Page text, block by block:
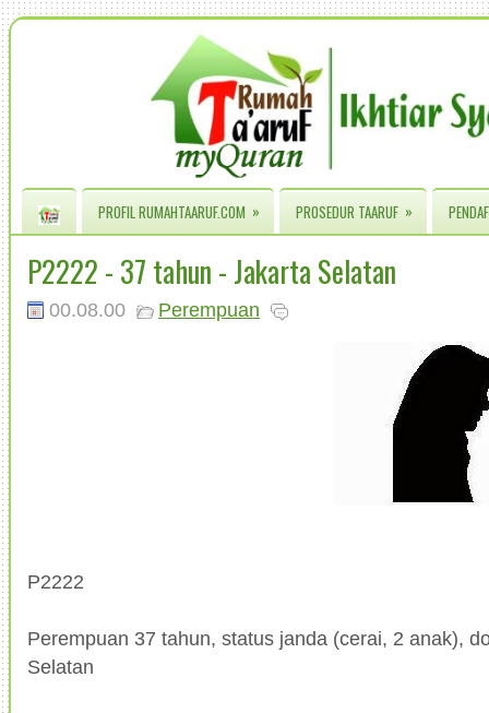
PROFIL RUMAHTAARUF.COM » PROSEDUR TAARUF »
P2222 - 37 tahun - Jakarta Selatan
00.08.00 Perempuan
P2222
Perempuan 37 tahun, status janda (cerai, 2 anak),
Selatan